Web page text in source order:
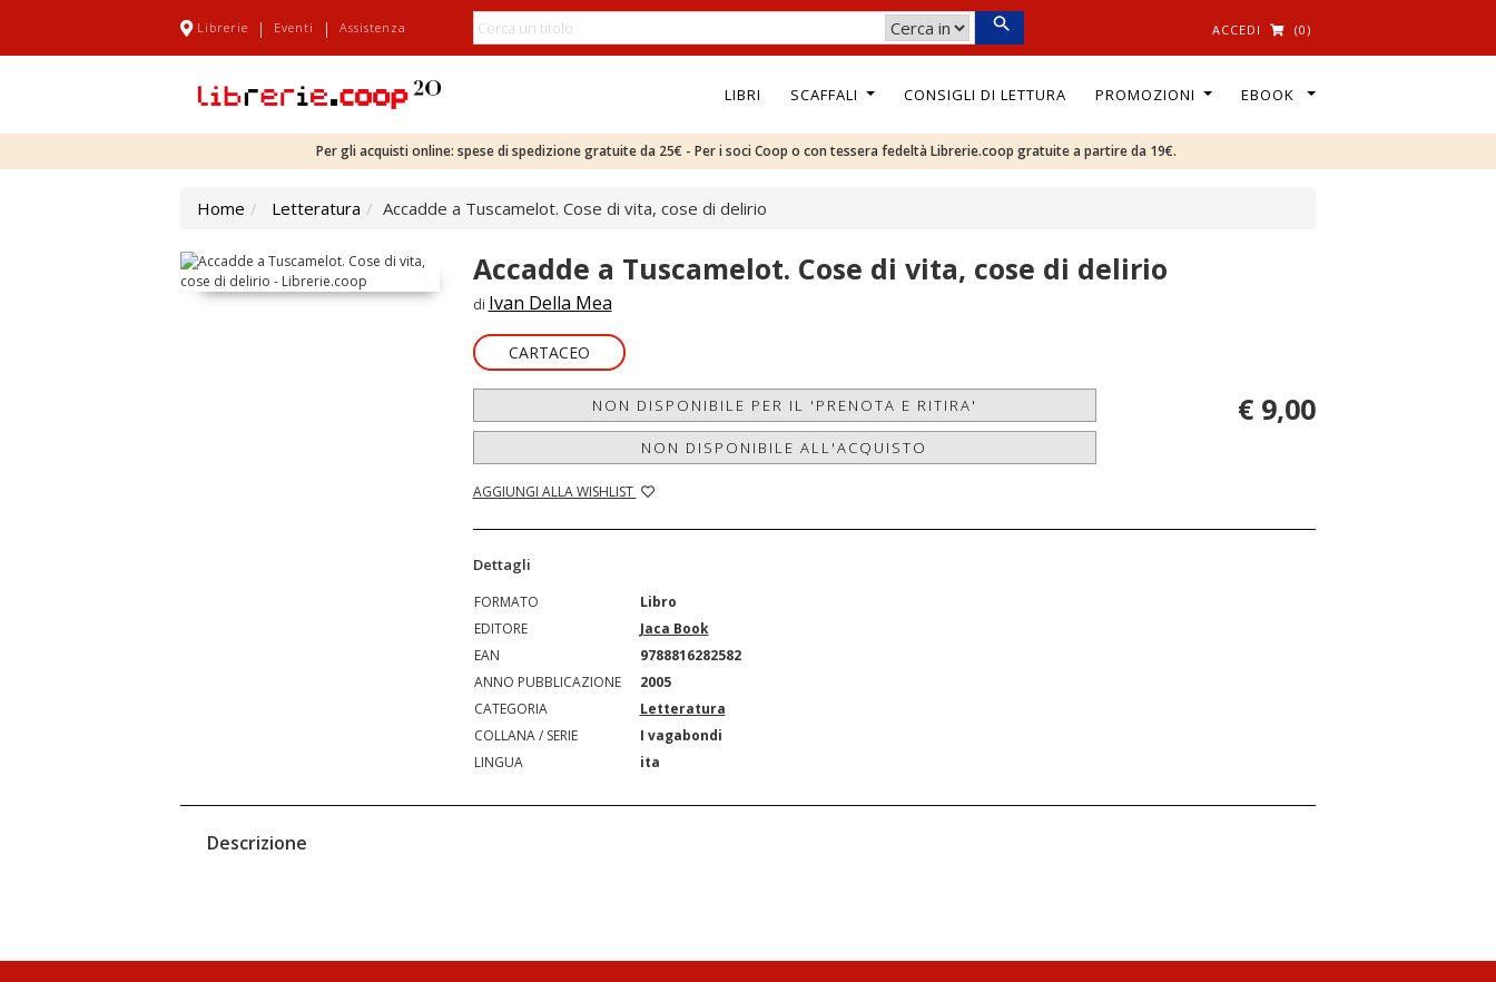
Librerie | Eventi | Assistenza ACCEDI (0)
LIBRI SCAFFALI CONSIGLI DI LETTURA PROMOZIONI EBOOK
Per gli acquisti online: spese di spedizione gratuite da 25€ - Per i soci Coop o con tessera fedeltà Librerie.coop gratuite a partire da 19€.
Home Letteratura Accadde a Tuscamelot. Cose di vita, cose di delirio
Accadde a Tuscamelot. Cose di vita, cose di delirio
di Ivan Della Mea
CARTACEO
NON DISPONIBILE PER IL 'PRENOTA E RITIRA'
NON DISPONIBILE ALL'ACQUISTO
AGGIUNGI ALLA WISHLIST
€ 9,00
Dettagli
FORMATO
Libro
EDITORE
Jaca Book
EAN
9788816282582
ANNO PUBBLICAZIONE
2005
CATEGORIA
Letteratura
COLLANA / SERIE
I vagabondi
LINGUA
ita
Descrizione